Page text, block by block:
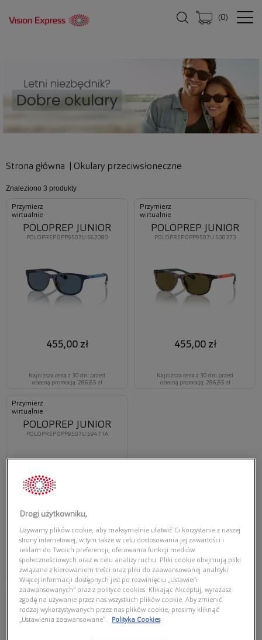
(0)
Strona główna Okulary przeciwsłoneczne
Znaleziono 3 produkty
Przymierz
wirtualnie
POLOPREP 0PP9507U 562080
POLOPREP JUNIOR
455,00 zł
Najniższa cena z 30 dni przed
obecną promocją: 286,65 zł
Przymierz
wirtualnie
POLOPREP 0PP9507U 500373
POLOPREP JUNIOR
455,00 zł
Najniższa cena z 30 dni przed
obecną promocją: 286,65 zł
Przymierz
wirtualnie
POLOPREP 0PP9507U 59471A
POLOPREP JUNIOR
455,00 zł
Najniższa cena z 30 dni przed
obecną promocją: 286,65 zł
Okulary przeciwsłoneczne – jak
Drogi użytkowniku,
Używamy plików cookie, aby maksymalnie ułatwić Ci korzystanie z naszej
strony internetowej, w tym także w celu dostosowania jej zawartości i
reklam do Twoich preferencji, oferowania funkcji mediów
społecznościowych oraz w celu analizy ruchu. Pliki cookie obejmują pliki
związane z kierowaniem treści oraz pliki do zaawansowanej analityki.
Więcej informacji dostępnych jest po rozwinięciu „Ustawień
zaawansowanych” oraz z polityce cookies. Klikając Akceptuj, wyrażasz
zgodę na używanie przez nas wszystkich plików cookie. Aby zmienić
rodzaj wykorzystywanych przez nas plików cookie, prosimy kliknąć
„Ustawienia zaawansowane”.
Polityka Cookies